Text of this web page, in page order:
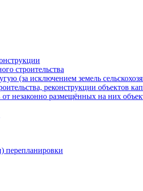
строительства
(за исключением земель
реконструкции объектов
незаконно размещённых на них
перепланировки